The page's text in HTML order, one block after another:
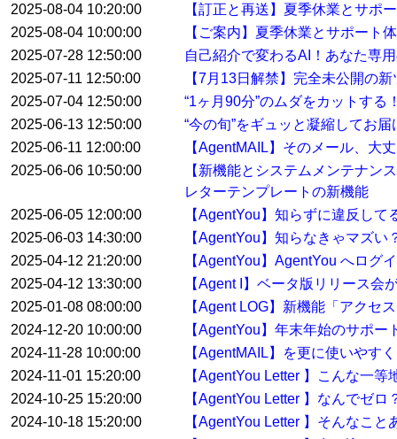
2025-08-04 10:20:00
【訂正と再送】夏季休業とサポ
2025-08-04 10:00:00
【ご案内】夏季休業とサポート
2025-07-28 12:50:00
自己紹介で変わるAI！あなた専
2025-07-11 12:50:00
【7月13日解禁】完全未公開の
2025-07-04 12:50:00
“1ヶ月90分”のムダをカットす
2025-06-13 12:50:00
“今の旬”をギュッと凝縮してお
2025-06-11 12:00:00
【AgentMAIL】そのメール、大
2025-06-06 10:50:00
【新機能とシステムメンテナン
レターテンプレートの新機能
2025-06-05 12:00:00
【AgentYou】知らずに違反し
2025-06-03 14:30:00
【AgentYou】知らなきゃマズ
2025-04-12 21:20:00
【AgentYou】AgentYou へログ
2025-04-12 13:30:00
【Agent I】ベータ版リリース会
2025-01-08 08:00:00
【Agent LOG】新機能「アクセ
2024-12-20 10:00:00
【AgentYou】年末年始のサポー
2024-11-28 10:00:00
【AgentMAIL】を更に使いやす
2024-11-01 15:20:00
【AgentYou Letter 】こんな一
2024-10-25 15:20:00
【AgentYou Letter 】なんでゼ
2024-10-18 15:20:00
【AgentYou Letter 】そんなこ